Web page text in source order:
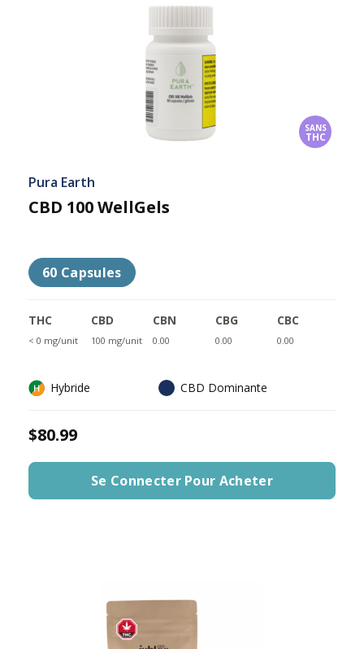
SANS
THC
Pura Earth
CBD 100 WellGels
60 Capsules
THC
< 0 mg/unit
CBD
100 mg/unit
CBN
0.00
CBG
0.00
CBC
0.00
Hybride CBD Dominante
$80.99
Se Connecter Pour Acheter